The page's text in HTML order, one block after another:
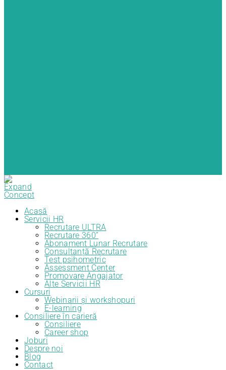
Acasă
Servicii HR
Recrutare ULTRA
Recrutare 360”
Abonament Lunar Recrutare
Consultanță Recrutare
Test psihometric
Assessment Center
Promovare Angajator
Alte Servicii HR
Cursuri
Webinarii și workshopuri
E-learning
Consiliere în carieră
Consiliere
Career shop
Joburi
Despre noi
Blog
Contact